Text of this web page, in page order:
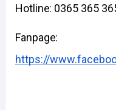
Hotline: 0365 365
https://